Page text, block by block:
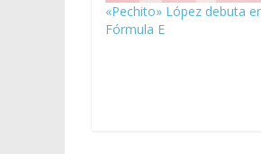
«Pechito» López debuta
Fórmula E